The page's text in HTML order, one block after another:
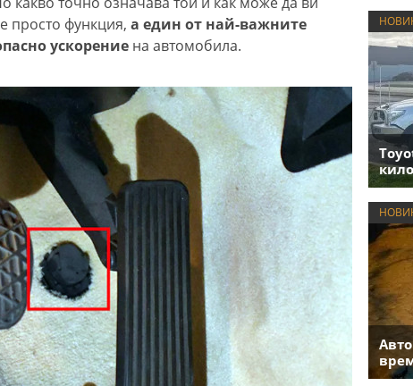
просто функция, а един от най-важните
ускорение на автомобила.